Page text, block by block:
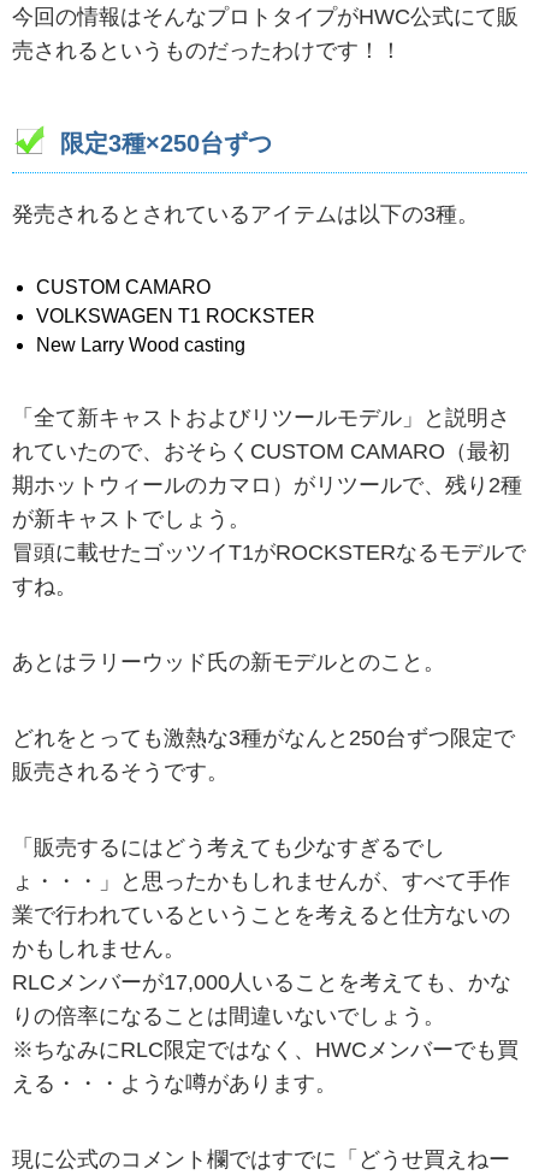
今回の情報はそんなプロトタイプがHWC公式にて販
売されるというものだったわけです！！
限定3種×250台ずつ
発売されるとされているアイテムは以下の3種。
CUSTOM CAMARO
VOLKSWAGEN T1 ROCKSTER
New Larry Wood casting
「全て新キャストおよびリツールモデル」と説明さ
れていたので、おそらくCUSTOM CAMARO（最初
期ホットウィールのカマロ）がリツールで、残り2種
が新キャストでしょう。
冒頭に載せたゴッツイT1がROCKSTERなるモデルで
すね。
あとはラリーウッド氏の新モデルとのこと。
どれをとっても激熱な3種がなんと250台ずつ限定で
販売されるそうです。
「販売するにはどう考えても少なすぎるでし
ょ・・・」と思ったかもしれませんが、すべて手作
業で行われているということを考えると仕方ないの
かもしれません。
RLCメンバーが17,000人いることを考えても、かな
りの倍率になることは間違いないでしょう。
※ちなみにRLC限定ではなく、HWCメンバーでも買
える・・・ような噂があります。
現に公式のコメント欄ではすでに「どうせ買えねー